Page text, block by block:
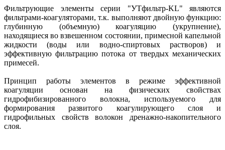
Фильтрующие элементы серии "УТфильтр-KL" являются
фильтрами-коагуляторами, т.к. выполняют двойную функцию:
глубинную (объемную) коагуляцию (укрупнение),
находящиеся во взвешенном состоянии, примесной капельной
жидкости (воды или водно-спиртовых растворов) и
эффективную фильтрацию потока от твердых механических
примесей.
Принцип работы элементов в режиме эффективной
коагуляции основан на физических свойствах
гидрофибизированного волокна, используемого для
формирования развитого коагулирующего слоя и
гидрофильных свойств волокон дренажно-накопительного
слоя.